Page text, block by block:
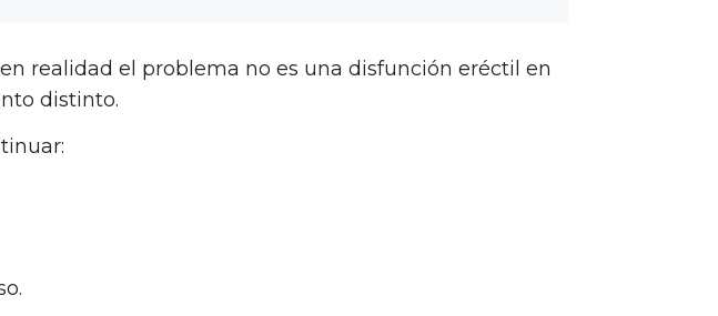
realidad el problema no es una disfunción eréctil en
distinto.